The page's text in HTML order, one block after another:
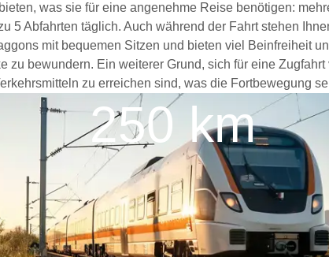
was sie für eine angenehme Reise benötigen:
5 Abfahrten täglich. Auch während der Fahrt stehen
mit bequemen Sitzen und bieten viel Beinfreiheit
zu bewundern. Ein weiterer Grund, sich für eine
zu erreichen sind, was die Fortbewegung
250 km